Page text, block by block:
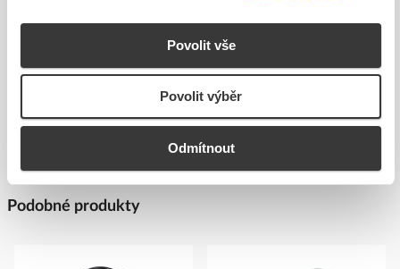
Povolit vše
Povolit výběr
Odmítnout
Podobné produkty